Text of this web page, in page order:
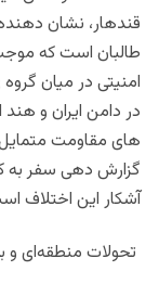
قندهار، نشان‌
طالبان است که
امنیتی در میان
در دامن ایران و
های مقاومت متمایل
گزارش دهی سفر به
آشکار این اختلاف
تحولات منطقه‌ای و